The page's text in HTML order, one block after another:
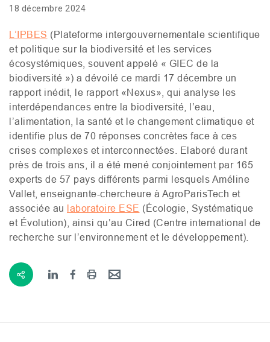
18 décembre 2024
L’IPBES (Plateforme intergouvernementale scientifique
et politique sur la biodiversité et les services
écosystémiques, souvent appelé « GIEC de la
biodiversité ») a dévoilé ce mardi 17 décembre un
rapport inédit, le rapport «Nexus», qui analyse les
interdépendances entre la biodiversité, l’eau,
l’alimentation, la santé et le changement climatique et
identifie plus de 70 réponses concrètes face à ces
crises complexes et interconnectées. Elaboré durant
près de trois ans, il a été mené conjointement par 165
experts de 57 pays différents parmi lesquels Améline
Vallet, enseignante-chercheure à AgroParisTech et
associée au laboratoire ESE (Écologie, Systématique
et Évolution), ainsi qu’au Cired (Centre international de
recherche sur l’environnement et le développement).